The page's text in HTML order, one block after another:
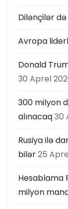
Dilənçilər
Avropa
Donald
30 Aprel
300 milyon
alınacaq30
Rusiya ilə
bilər25
Hesablama
milyon